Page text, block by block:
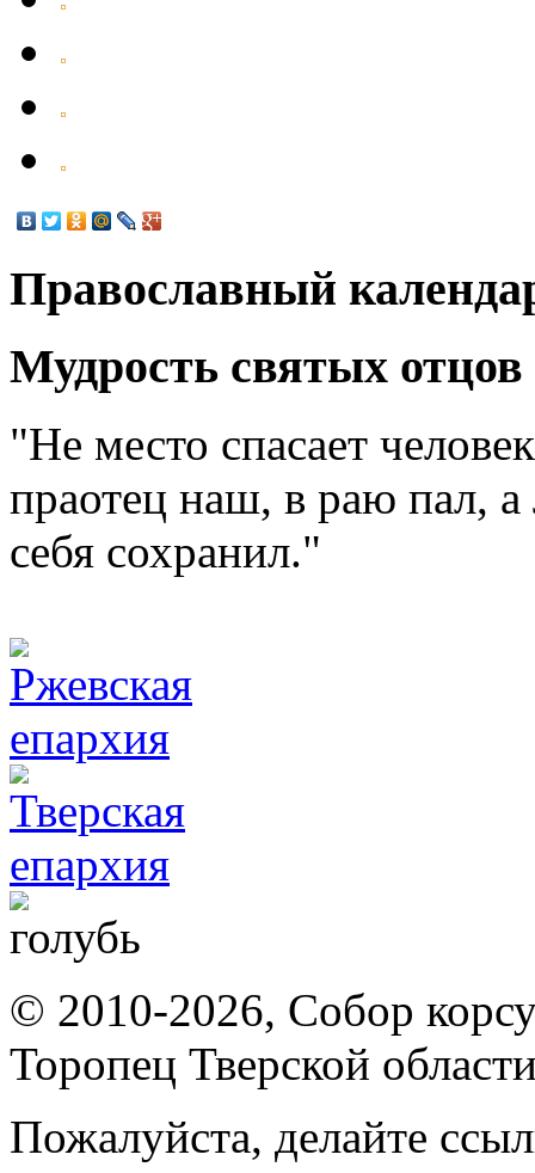
Православный
Мудрость святых отцов
"Не место спасает
праотец наш, в раю пал,
себя сохранил."
© 2010-2026, Собор
Торопец Тверской
Пожалуйста, делайте